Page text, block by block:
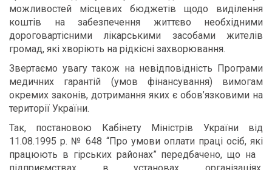
можливостей місцевих бюджетів щодо виділення
коштів на забезпечення життєво необхідними
дороговартісними лікарськими засобами жителів
громад, які хворіють на рідкісні захворювання.
Звертаємо увагу також на невідповідність Програми
медичних гарантій (умов фінансування) вимогам
окремих законів, дотримання яких є обов’язковими на
території України.
Так, постановою Кабінету Міністрів України від
11.08.1995 р. № 648 “Про умови оплати праці осіб, які
працюють в гірських районах” передбачено, що на